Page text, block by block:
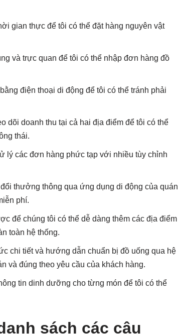
gian thực để tôi có thể đặt hàng nguyên vật
và trực quan để tôi có thể nhập đơn hàng đồ
điện thoại di động để tôi có thể tránh phải
dõi doanh thu tại cả hai địa điểm để tôi có thể
thái.
lý các đơn hàng phức tạp với nhiều tùy chỉnh
thưởng thông qua ứng dụng di động của quán
phí.
để chúng tôi có thể dễ dàng thêm các địa điểm
toàn hệ thống.
chi tiết và hướng dẫn chuẩn bị đồ uống qua hệ
và đúng theo yêu cầu của khách hàng.
tin dinh dưỡng cho từng món để tôi có thể
sách các câu